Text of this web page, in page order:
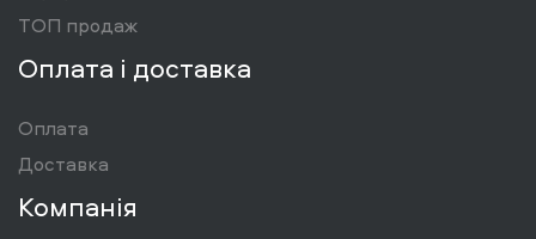
ТОП продаж
Оплата і доставка
Оплата
Доставка
Компанія